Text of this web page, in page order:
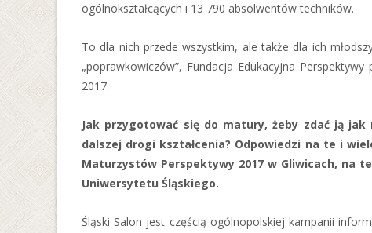
ogólnokształcących i 13 790 absolwentów techników.
To dla nich przede wszystkim, ale także dla ich
„poprawkowiczów”, Fundacja Edukacyjna
2017.
Jak przygotować się do matury, żeby zdać ją
dalszej drogi kształcenia? Odpowiedzi na te i
Maturzystów Perspektywy 2017 w Gliwicach, na
Uniwersytetu Śląskiego.
Śląski Salon jest częścią ogólnopolskiej kampanii